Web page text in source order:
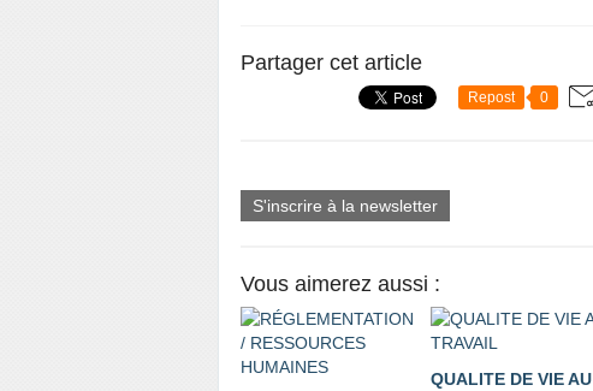
Partager cet article
Repost 0
S'inscrire à la newsletter
Vous aimerez aussi :
QUALITE DE VIE AU